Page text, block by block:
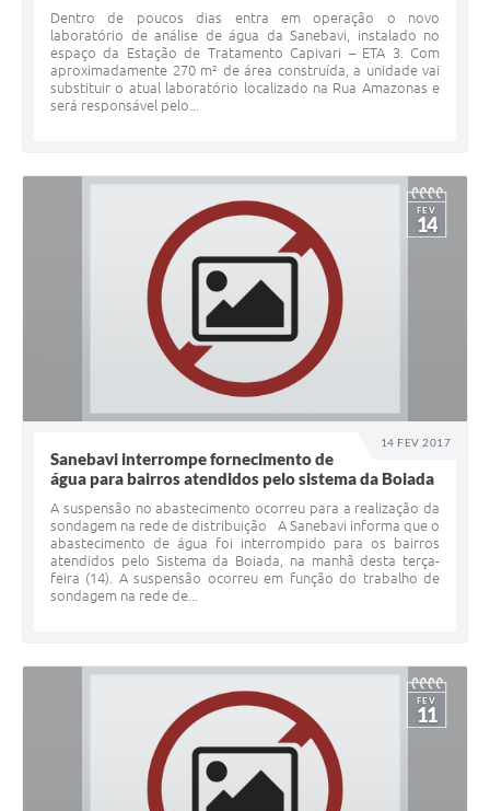
Dentro de poucos dias entra em operação o novo
laboratório de análise de água da Sanebavi, instalado no
espaço da Estação de Tratamento Capivari – ETA 3. Com
aproximadamente 270 m² de área construída, a unidade vai
substituir o atual laboratório localizado na Rua Amazonas e
será responsável pelo...
14 FEV 2017
FEV
14
Sanebavi interrompe fornecimento de
água para bairros atendidos pelo sistema da Boiada
A suspensão no abastecimento ocorreu para a realização da
sondagem na rede de distribuição A Sanebavi informa que o
abastecimento de água foi interrompido para os bairros
atendidos pelo Sistema da Boiada, na manhã desta terça-
feira (14). A suspensão ocorreu em função do trabalho de
sondagem na rede de...
FEV
11